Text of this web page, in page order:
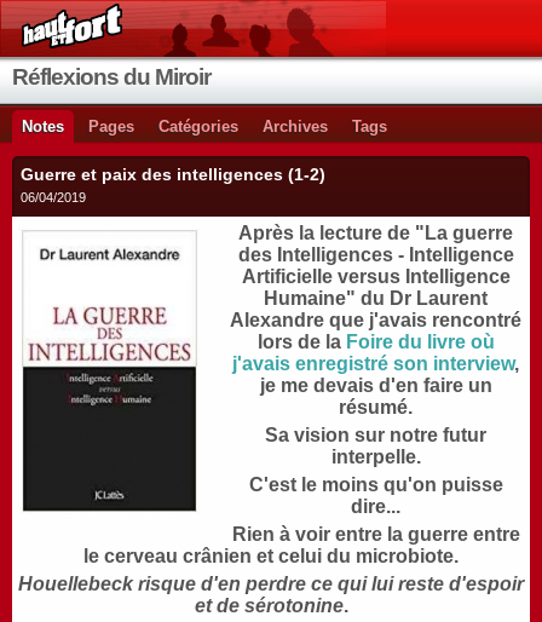
Réflexions du Miroir
Notes Pages Catégories Archives Tags
Guerre et paix des intelligences (1-2)
06/04/2019
Après la lecture de "La guerre
des Intelligences - Intelligence
Artificielle versus Intelligence
Humaine" du Dr Laurent
Alexandre que j'avais rencontré
lors de laFoire du livre où
j'avais enregistré son interview,
je me devais d'en faire un
résumé.
Sa vision sur notre futur
interpelle.
C'est le moins qu'on puisse
dire...
Rien à voir entre la guerre entre
le cerveau crânien et celui du microbiote.
Houellebeck risque d'en perdre ce qui lui reste d'espoir
et de sérotonine.